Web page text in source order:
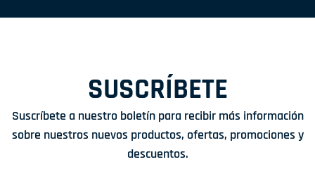
SUSCRÍBETE
Suscríbete a nuestro boletín para recibir más información
sobre nuestros nuevos productos, ofertas, promociones y
descuentos.